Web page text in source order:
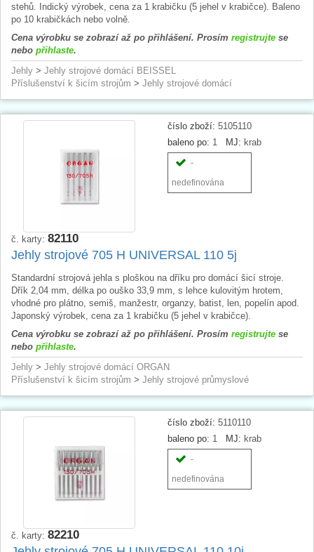
stehů. Indický výrobek, cena za 1 krabičku (5 jehel v krabičce). Baleno
po 10 krabičkách nebo volně.
Cena výrobku se zobrazí až po přihlášení. Prosím registrujte se
nebo přihlaste.
Jehly > Jehly strojové domácí BEISSEL
Příslušenství k šicím strojům > Jehly strojové domácí
číslo zboží: 5105110
baleno po: 1 MJ: krab
-
nedefinována
č. karty: 82110
Jehly strojové 705 H UNIVERSAL 110 5j
Standardní strojová jehla s ploškou na dříku pro domácí šicí stroje.
Dřík 2,04 mm, délka po ouško 33,9 mm, s lehce kulovitým hrotem,
vhodné pro plátno, semiš, manžestr, organzy, batist, len, popelín apod.
Japonský výrobek, cena za 1 krabičku (5 jehel v krabičce).
Cena výrobku se zobrazí až po přihlášení. Prosím registrujte se
nebo přihlaste.
Jehly > Jehly strojové domácí ORGAN
Příslušenství k šicím strojům > Jehly strojové průmyslové
číslo zboží: 5110110
baleno po: 1 MJ: krab
-
nedefinována
č. karty: 82210